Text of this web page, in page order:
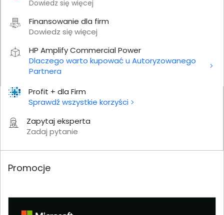
Profit + dla Firm
Sprawdź wszystkie korzyści
Zapytaj eksperta
Zadaj pytanie
Dowiedz się więcej
Finansowanie dla firm
Dowiedz się więcej
HP Amplify Commercial Power
Dlaczego warto kupować u Autoryzowanego
Partnera
Promocje